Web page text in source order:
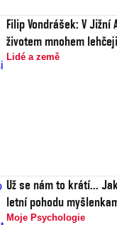
Filip Vondrášek: V
životem mnohem
Lidé a země
Už se nám to krátí...
letní pohodu
Moje Psychologie